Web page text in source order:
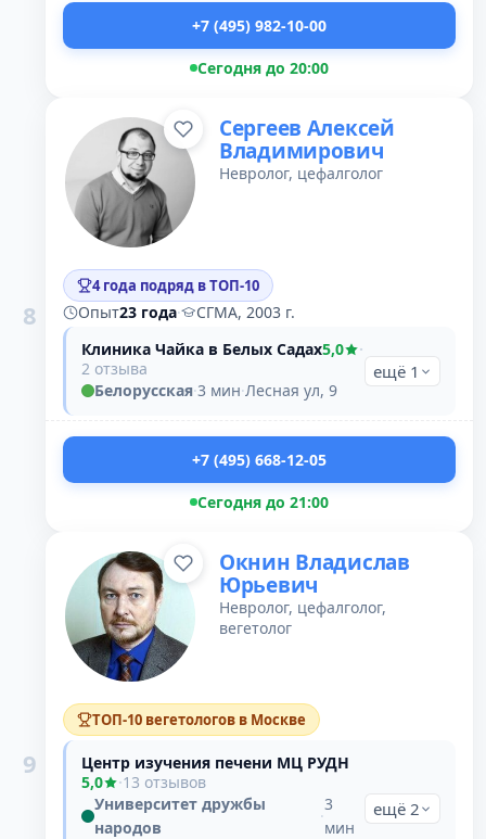
+7 (495) 982-10-00
Сегодня до 20:00
8
Сергеев Алексей
Владимирович
Невролог, цефалголог
4 года подряд в ТОП-10
Опыт23 года·
СГМА, 2003 г.
Клиника Чайка в Белых Садах5,0
·
2 отзыва
Белорусская·3 мин·Лесная ул, 9
ещё 1
+7 (495) 668-12-05
Сегодня до 21:00
9
Окнин Владислав
Юрьевич
Невролог, цефалголог,
вегетолог
ТОП-10 вегетологов в Москве
Центр изучения печени МЦ РУДН
5,0
·13 отзывов
Университет дружбы
народов
·
3
мин
ещё 2